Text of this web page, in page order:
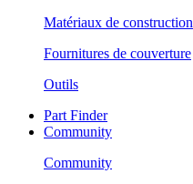
Matériaux de construction
Fournitures de couverture
Outils
Part Finder
Community
Community